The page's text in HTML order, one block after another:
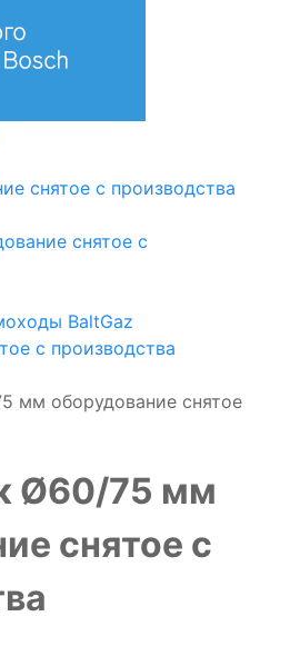
снятое с производства
снятое с
BaltGaz
с производства
мм оборудование снятое
Ø60/75 мм
снятое с